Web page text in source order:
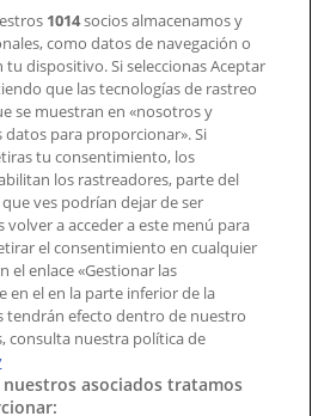
y de marketing
en el mapa
en la web o en la
1014socios almacenamos y
como datos de navegación o
dispositivo. Si seleccionas Aceptar
que las tecnologías de rastreo
se muestran en «nosotros y
para proporcionar». Si
tu consentimiento, los
los rastreadores, parte del
ves podrían dejar de ser
volver a acceder a este menú para
el consentimiento en cualquier
el enlace «Gestionar las
en el en la parte inferior de la
tendrán efecto dentro de nuestro
consulta nuestra política de
asociados tratamos